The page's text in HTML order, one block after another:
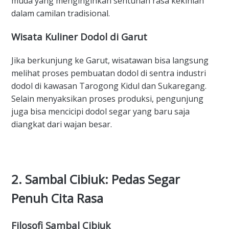
dalam camilan tradisional.
Wisata Kuliner Dodol di Garut
Jika berkunjung ke Garut, wisatawan bisa langsung
melihat proses pembuatan dodol di sentra industri
dodol di kawasan Tarogong Kidul dan Sukaregang.
Selain menyaksikan proses produksi, pengunjung
juga bisa mencicipi dodol segar yang baru saja
diangkat dari wajan besar.
2. Sambal Cibiuk: Pedas Segar
Penuh Cita Rasa
Filosofi Sambal Cibiuk